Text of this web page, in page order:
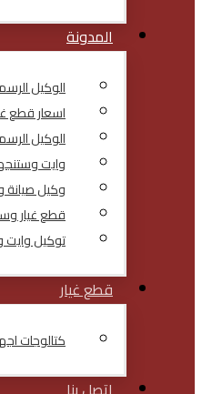
المدونة
الوكيل
اسعار قطع غيار
الوكيل
وايت وستنجهاوس
وكيل صيانة وايت
قطع غيار
توكيل وايت
قطع غيار
كتالوجات